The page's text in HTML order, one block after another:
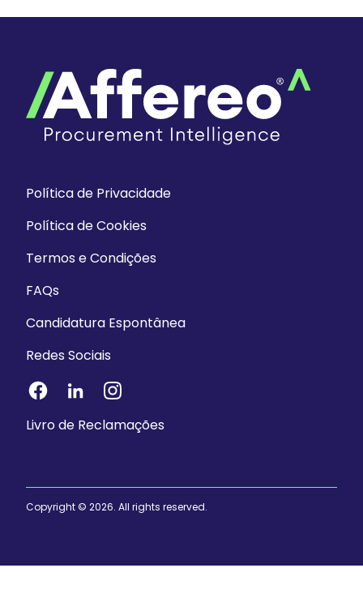
Política de Privacidade
Política de Cookies
Termos e Condições
FAQs
Candidatura Espontânea
Redes Sociais
Livro de Reclamações
Copyright © 2026. All rights reserved.